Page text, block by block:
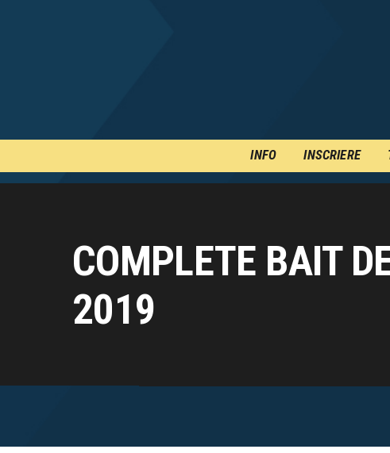
INFO INSCRIERE
COMPLETE BAIT
2019